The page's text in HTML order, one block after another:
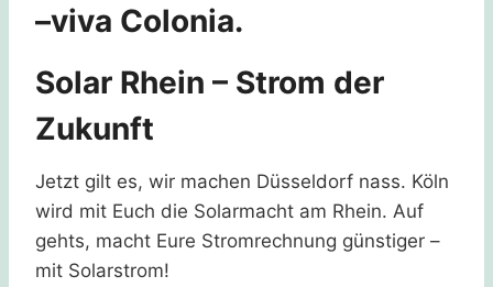
–viva Colonia.
Solar Rhein – Strom der
Zukunft
Jetzt gilt es, wir machen Düsseldorf nass. Köln
wird mit Euch die Solarmacht am Rhein. Auf
gehts, macht Eure Stromrechnung günstiger –
mit Solarstrom!